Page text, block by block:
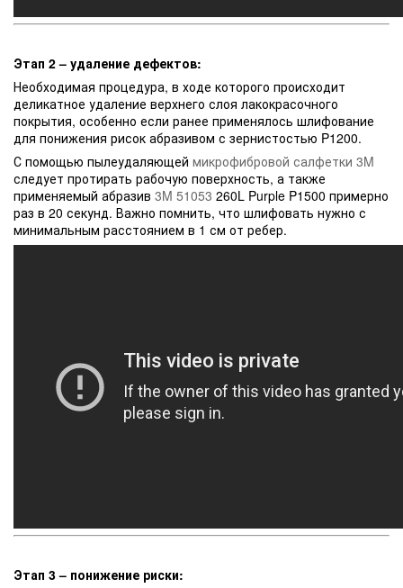
Этап 2 – удаление дефектов:
Необходимая процедура, в ходе которого происходит
деликатное удаление верхнего слоя лакокрасочного
покрытия, особенно если ранее применялось шлифование
для понижения рисок абразивом с зернистостью P1200.
С помощью пылеудаляющей микрофибровой салфетки 3M
следует протирать рабочую поверхность, а также
применяемый абразив 3M 51053 260L Purple P1500 примерно
раз в 20 секунд. Важно помнить, что шлифовать нужно с
минимальным расстоянием в 1 см от ребер.
Этап 3 – понижение риски: